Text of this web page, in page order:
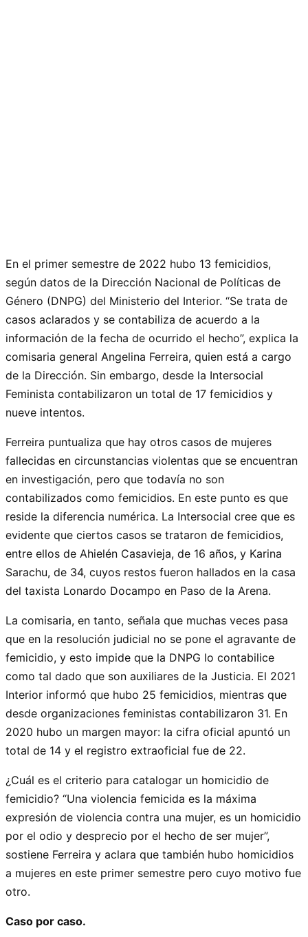
En el primer semestre de 2022 hubo 13 femicidios,
según datos de la Dirección Nacional de Políticas de
Género (DNPG) del Ministerio del Interior. “Se trata de
casos aclarados y se contabiliza de acuerdo a la
información de la fecha de ocurrido el hecho”, explica la
comisaria general Angelina Ferreira, quien está a cargo
de la Dirección. Sin embargo, desde la Intersocial
Feminista contabilizaron un total de 17 femicidios y
nueve intentos.
Ferreira puntualiza que hay otros casos de mujeres
fallecidas en circunstancias violentas que se encuentran
en investigación, pero que todavía no son
contabilizados como femicidios. En este punto es que
reside la diferencia numérica. La Intersocial cree que es
evidente que ciertos casos se trataron de femicidios,
entre ellos de Ahielén Casavieja, de 16 años, y Karina
Sarachu, de 34, cuyos restos fueron hallados en la casa
del taxista Lonardo Docampo en Paso de la Arena.
La comisaria, en tanto, señala que muchas veces pasa
que en la resolución judicial no se pone el agravante de
femicidio, y esto impide que la DNPG lo contabilice
como tal dado que son auxiliares de la Justicia. El 2021
Interior informó que hubo 25 femicidios, mientras que
desde organizaciones feministas contabilizaron 31. En
2020 hubo un margen mayor: la cifra oficial apuntó un
total de 14 y el registro extraoficial fue de 22.
¿Cuál es el criterio para catalogar un homicidio de
femicidio? “Una violencia femicida es la máxima
expresión de violencia contra una mujer, es un homicidio
por el odio y desprecio por el hecho de ser mujer”,
sostiene Ferreira y aclara que también hubo homicidios
a mujeres en este primer semestre pero cuyo motivo fue
otro.
Caso por caso.